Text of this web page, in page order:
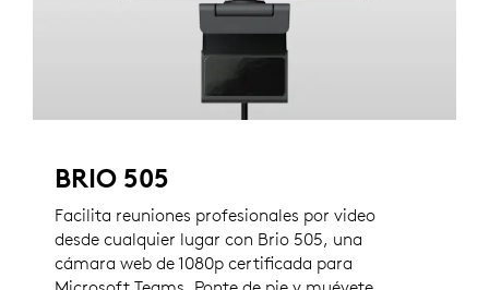
BRIO 505
Facilita reuniones profesionales por video
desde cualquier lugar con Brio 505, una
cámara web de 1080p certificada para